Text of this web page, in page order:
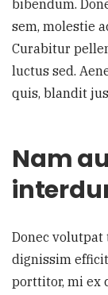
bibendum.
sem, molestie
Curabitur
luctus sed.
quis, blandit
Nam
Donec
dignissim
porttitor, mi ex